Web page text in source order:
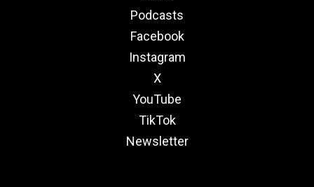
Podcasts
Facebook
Instagram
X
YouTube
TikTok
Newsletter